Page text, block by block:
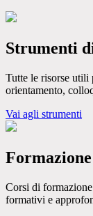
Strumenti
Tutte le risorse utili
orientamento,
Vai agli strumenti
Corsi di
formativi e